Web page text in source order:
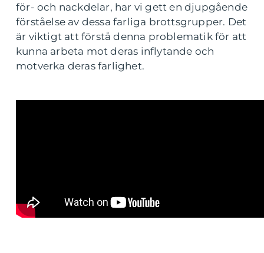
för- och nackdelar, har vi gett en djupgående
förståelse av dessa farliga brottsgrupper. Det
är viktigt att förstå denna problematik för att
kunna arbeta mot deras inflytande och
motverka deras farlighet.